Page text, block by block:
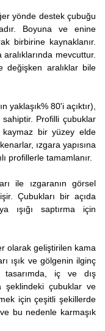
yönde destek çubuğu
Boyuna ve enine
birbirine kaynaklanır.
mevcuttur.
değişken aralıklar bile
yaklaşık% 80'i açıktır),
Profilli çubuklar
kaymaz bir yüzey elde
ızgara yapısına
profillerle tamamlanır.
ile ızgaranın görsel
Çubukları bir açıda
ışığı saptırma için
olarak geliştirilen kama
ışık ve gölgenin ilginç
iç ve dış
şeklindeki çubuklar ve
için çeşitli şekillerde
bu nedenle karmaşık